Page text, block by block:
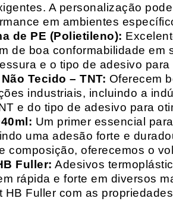
A personalização
em ambientes
de PE (Polietileno):
de boa conformabilidade
e o tipo de adesivo
Tecido – TNT: Oferecem
industriais, incluindo a
e do tipo de adesivo para
Um primer essencial
uma adesão forte e
composição, oferecemos o
Fuller: Adesivos
rápida e forte em diversos
Fuller com as